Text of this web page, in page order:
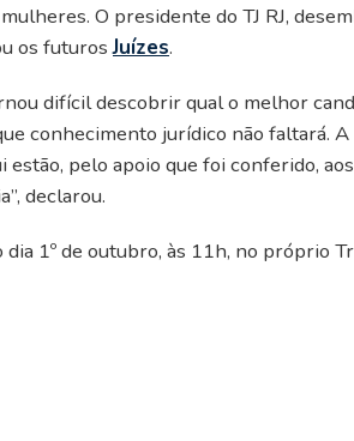
O presidente do TJ RJ,
os futurosJuízes.
difícil descobrir qual o melhor
conhecimento jurídico não faltará.
pelo apoio que foi conferido,
declarou.
1º de outubro, às 11h, no próprio